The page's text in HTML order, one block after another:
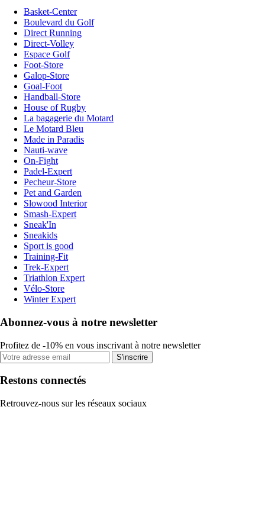
Basket-Center
Boulevard du Golf
Direct Running
Direct-Volley
Espace Golf
Foot-Store
Galop-Store
Goal-Foot
Handball-Store
House of Rugby
La bagagerie du Motard
Le Motard Bleu
Made in Paradis
Nauti-wave
On-Fight
Padel-Expert
Pecheur-Store
Pet and Garden
Slowood Interior
Smash-Expert
Sneak'In
Sneakids
Sport is good
Training-Fit
Trek-Expert
Triathlon Expert
Vélo-Store
Winter Expert
Abonnez-vous à notre newsletter
Profitez de -10% en vous inscrivant à notre newsletter
S'inscrire
Restons connectés
Retrouvez-nous sur les réseaux sociaux